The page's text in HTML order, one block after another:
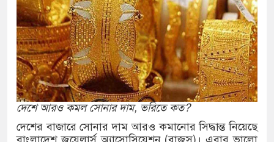
পুকুর থেকে অজ্ঞাত যুবকের মরদেহ উদ্ধার
বিজিবির পৃথক অভিযানে ১৫৬ বোতল ভারতীয়
উদ্ধার
শ্রমিক নিয়োগে আবেদন শুরু, ওমানে ৫ হাজার শ্রমিক
দেশে আরও কমল সোনার দাম, ভরিতে কত?
দেশের বাজারে সোনার দাম আরও কমানোর সিদ্ধান্ত নিয়েছে